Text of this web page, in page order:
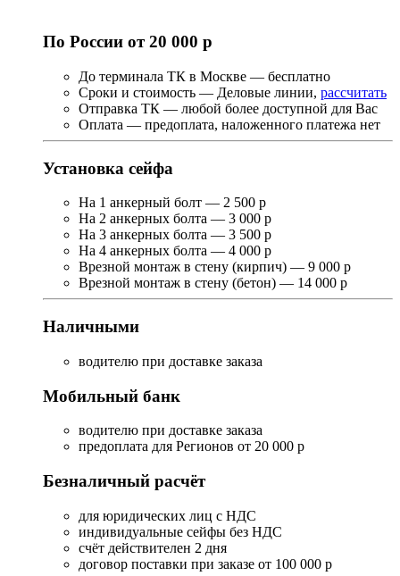
По России от 20 000 р
До терминала ТК в Москве — бесплатно
Сроки и стоимость — Деловые линии, рассчитать
Отправка ТК — любой более доступной для Вас
Оплата — предоплата, наложенного платежа нет
Установка сейфа
На 1 анкерный болт — 2 500 р
На 2 анкерных болта — 3 000 р
На 3 анкерных болта — 3 500 р
На 4 анкерных болта — 4 000 р
Врезной монтаж в стену (кирпич) — 9 000 р
Врезной монтаж в стену (бетон) — 14 000 р
Наличными
водителю при доставке заказа
Мобильный банк
водителю при доставке заказа
предоплата для Регионов от 20 000 р
Безналичный расчёт
для юридических лиц с НДС
индивидуальные сейфы без НДС
счёт действителен 2 дня
договор поставки при заказе от 100 000 р